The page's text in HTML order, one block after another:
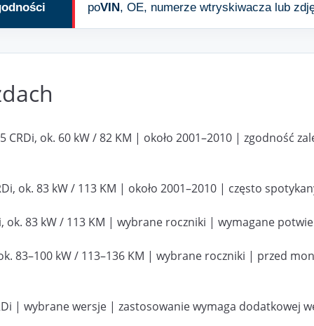
poVIN, OE, numerze wtryskiwacza lub
CRDi, ok. 60 kW / 82 KM | około 2001–2010 | zgodność
ok. 83 kW / 113 KM | około 2001–2010 | często
ok. 83 kW / 113 KM | wybrane roczniki | wymagane
83–100 kW / 113–136 KM | wybrane roczniki | przed
| wybrane wersje | zastosowanie wymaga dodatkowej